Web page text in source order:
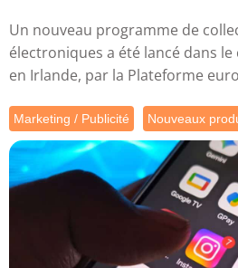
Un nouveau programme de
électroniques a été lancé dans
en Irlande, par la Plateforme
Marketing / Publicité Nouveaux